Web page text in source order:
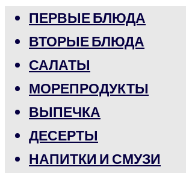
ПЕРВЫЕ БЛЮДА
ВТОРЫЕ БЛЮДА
САЛАТЫ
МОРЕПРОДУКТЫ
ВЫПЕЧКА
ДЕСЕРТЫ
НАПИТКИ И СМУЗИ